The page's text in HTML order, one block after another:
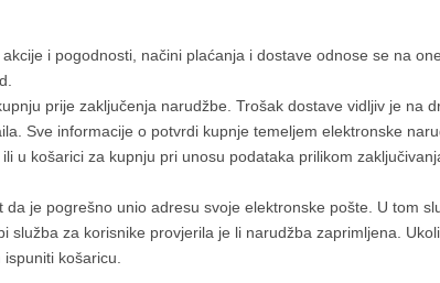
i pogodnosti, načini plaćanja i dostave odnose se na
prije zaključenja narudžbe. Trošak dostave vidljiv je na
Sve informacije o potvrdi kupnje temeljem elektronske
u košarici za kupnju pri unosu podataka prilikom
je pogrešno unio adresu svoje elektronske pošte. U tom
za korisnike provjerila je li narudžba zaprimljena.
košaricu.